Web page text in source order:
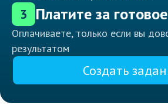
3 Платите за готовое
Оплачиваете, только если вы
результатом
Создать